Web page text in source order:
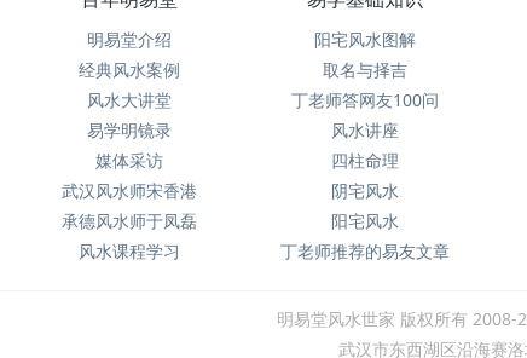
明易堂介绍
经典风水案例
风水大讲堂
易学明镜录
媒体采访
武汉风水师宋香港
承德风水师于凤磊
风水课程学习
阳宅风水图解
取名与择吉
丁老师答网友100问
风水讲座
四柱命理
阴宅风水
阳宅风水
丁老师推荐的易友文章
明易堂风水世家 版权所有 2008-
武汉市东西湖区沿海赛